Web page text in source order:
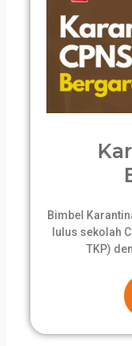
Bimbel
lulus sekolah
TKP)